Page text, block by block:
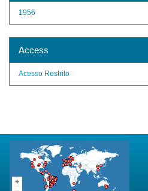
1956
Access
Acesso Restrito